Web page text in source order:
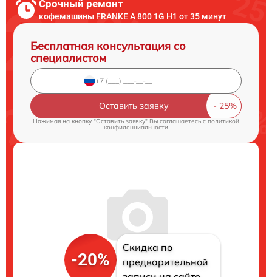
Срочный ремонт
кофемашины FRANKE A 800 1G H1 от 35 минут
Бесплатная консультация со
специалистом
Оставить заявку
Нажимая на кнопку "Оставить заявку" Вы соглашаетесь cполитикой
конфиденциальности
-20%
Скидка по
предварительной